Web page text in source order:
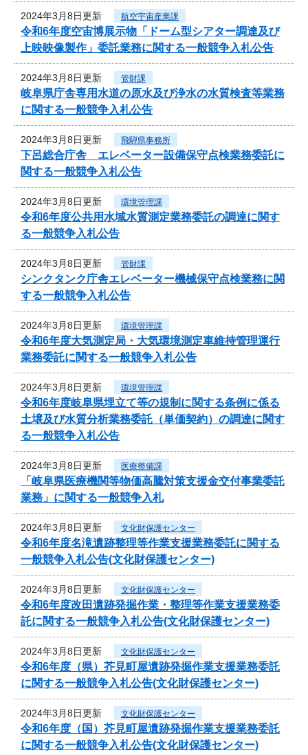
2024年3月8日更新 航空宇宙産業課
令和6年度空宙博展示物「ドーム型シアター調達及び
上映映像製作」委託業務に関する一般競争入札公告
2024年3月8日更新 管財課
岐阜県庁舎専用水道の原水及び浄水の水質検査等業務
に関する一般競争入札公告
2024年3月8日更新 飛騨県事務所
下呂総合庁舎 エレベーター設備保守点検業務委託に
関する一般競争入札公告
2024年3月8日更新 環境管理課
令和6年度公共用水域水質測定業務委託の調達に関す
る一般競争入札公告
2024年3月8日更新 管財課
シンクタンク庁舎エレベーター機械保守点検業務に関
する一般競争入札公告
2024年3月8日更新 環境管理課
令和6年度大気測定局・大気環境測定車維持管理運行
業務委託に関する一般競争入札公告
2024年3月8日更新 環境管理課
令和6年度岐阜県埋立て等の規制に関する条例に係る
土壌及び水質分析業務委託（単価契約）の調達に関す
る一般競争入札公告
2024年3月8日更新 医療整備課
「岐阜県医療機関等物価高騰対策支援金交付事業委託
業務」に関する一般競争入札
2024年3月8日更新 文化財保護センター
令和6年度名滝遺跡整理等作業支援業務委託に関する
一般競争入札公告(文化財保護センター)
2024年3月8日更新 文化財保護センター
令和6年度改田遺跡発掘作業・整理等作業支援業務委
託に関する一般競争入札公告(文化財保護センター)
2024年3月8日更新 文化財保護センター
令和6年度（県）芥見町屋遺跡発掘作業支援業務委託
に関する一般競争入札公告(文化財保護センター)
2024年3月8日更新 文化財保護センター
令和6年度（国）芥見町屋遺跡発掘作業支援業務委託
に関する一般競争入札公告(文化財保護センター)